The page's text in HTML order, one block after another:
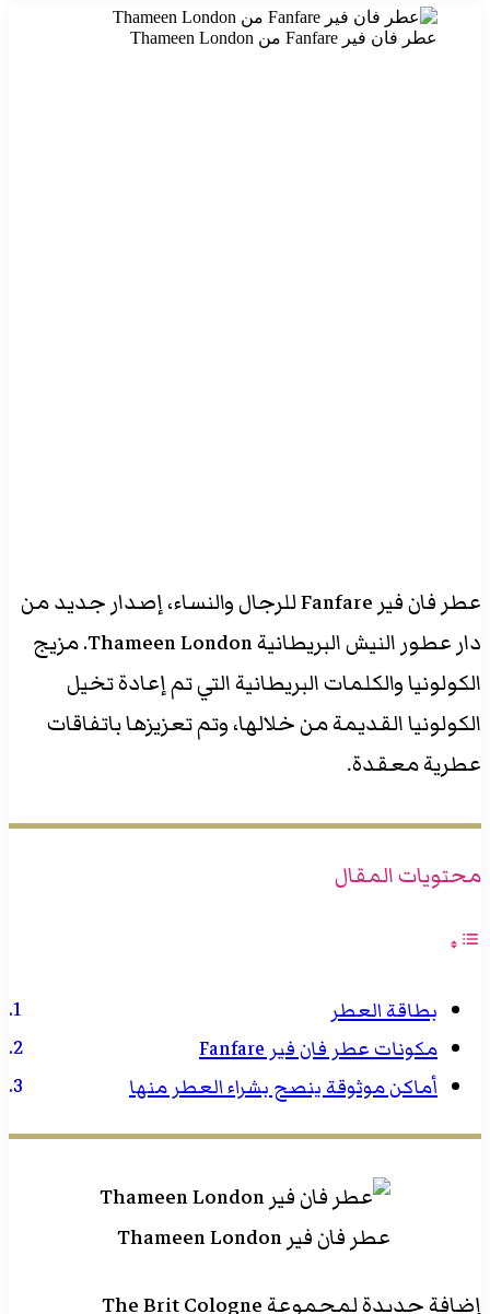
عطر فان فير Fanfare من Thameen London
عطر فان فير Fanfare للرجال والنساء، إصدار جديد من
دار عطور النيش البريطانية Thameen London. مزيج
الكولونيا والكلمات البريطانية التي تم إعادة تخيل
الكولونيا القديمة من خلالها، وتم تعزيزها باتفاقات
عطرية معقدة.
محتويات المقال
بطاقة العطر
مكونات عطر فان فير Fanfare
أماكن موثوقة ينصح بشراء العطر منها
عطر فان فير Thameen London
إضافة جديدة لمجموعة The Brit Cologne